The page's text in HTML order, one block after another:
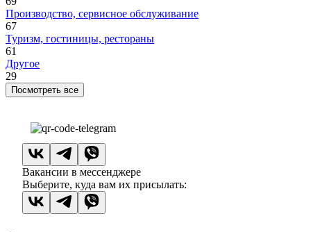
Производство, сервисное обслуживание
67
Туризм, гостиницы, рестораны
61
Другое
29
Посмотреть все
Вакансии в мессенджере
Выберите, куда вам их присылать: